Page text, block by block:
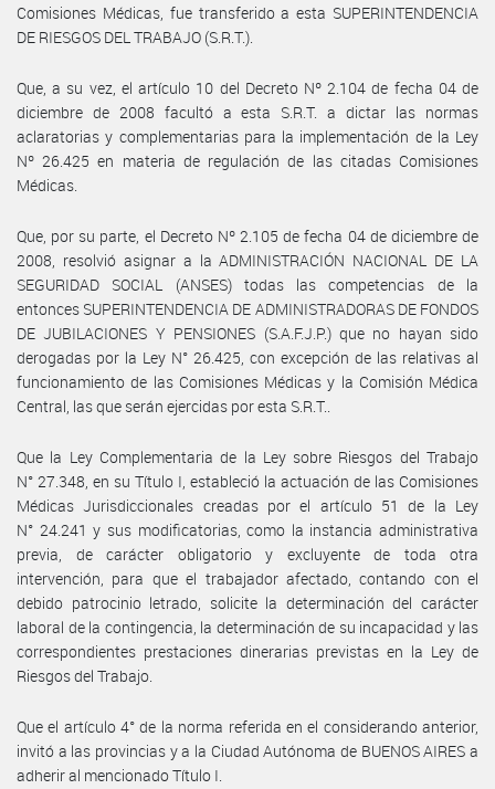
Comisiones Médicas, fue transferido a esta SUPERINTENDENCIA
DE RIESGOS DEL TRABAJO (S.R.T.).
Que, a su vez, el artículo 10 del Decreto Nº 2.104 de fecha 04 de
diciembre de 2008 facultó a esta S.R.T. a dictar las normas
aclaratorias y complementarias para la implementación de la Ley
Nº 26.425 en materia de regulación de las citadas Comisiones
Médicas.
Que, por su parte, el Decreto Nº 2.105 de fecha 04 de diciembre de
2008, resolvió asignar a la ADMINISTRACIÓN NACIONAL DE LA
SEGURIDAD SOCIAL (ANSES) todas las competencias de la
entonces SUPERINTENDENCIA DE ADMINISTRADORAS DE FONDOS
DE JUBILACIONES Y PENSIONES (S.A.F.J.P.) que no hayan sido
derogadas por la Ley N° 26.425, con excepción de las relativas al
funcionamiento de las Comisiones Médicas y la Comisión Médica
Central, las que serán ejercidas por esta S.R.T..
Que la Ley Complementaria de la Ley sobre Riesgos del Trabajo
N° 27.348, en su Título I, estableció la actuación de las Comisiones
Médicas Jurisdiccionales creadas por el artículo 51 de la Ley
N° 24.241 y sus modificatorias, como la instancia administrativa
previa, de carácter obligatorio y excluyente de toda otra
intervención, para que el trabajador afectado, contando con el
debido patrocinio letrado, solicite la determinación del carácter
laboral de la contingencia, la determinación de su incapacidad y las
correspondientes prestaciones dinerarias previstas en la Ley de
Riesgos del Trabajo.
Que el artículo 4° de la norma referida en el considerando anterior,
invitó a las provincias y a la Ciudad Autónoma de BUENOS AIRES a
adherir al mencionado Título I.